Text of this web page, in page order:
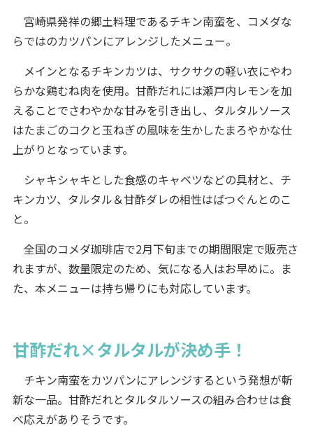
宮崎県発祥の郷土料理であるチキン南蛮を、コメダな
らではのカツパンにアレンジしたメニュー。
メインとなるチキンカツは、サクサクの軽い衣にやわ
らかな鶏むね肉を使用。甘酢だれには瀬戸内レモンを加
えることでさわやかな甘みを引き出し、タルタルソース
はたまごのコクと玉ねぎの風味を生かしたまろやかな仕
上がりとなっています。
シャキシャキとした食感のキャベツなどの具材と、チ
キンカツ、タルタル＆甘酢ダレの相性はばつぐんとのこ
と。
全国のコメダ珈琲店で2月下旬までの期間限定で販売さ
れますが、数量限定のため、気になる人はお早めに。ま
た、本メニューは持ち帰りにも対応しています。
甘酢だれ×タルタルが決め手！
チキン南蛮をカツパンにアレンジするという発想が斬
新な一品。甘酢だれとタルタルソースの組み合わせは食
べ応えがありそうです。